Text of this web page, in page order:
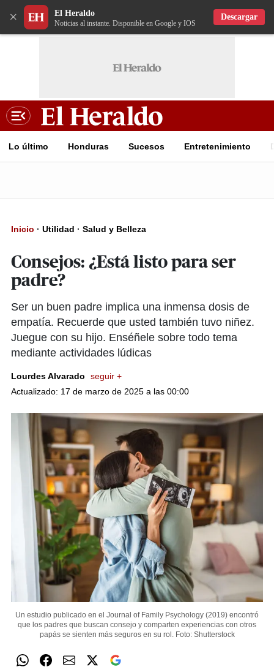
× El Heraldo
Noticias al instante. Disponible en Google y IOS
Descargar
Lo último Honduras Sucesos Entretenimiento
Inicio · Utilidad · Salud y Belleza
Consejos: ¿Está listo para ser
padre?
Ser un buen padre implica una inmensa dosis de
empatía. Recuerde que usted también tuvo niñez.
Juegue con su hijo. Enséñele sobre todo tema
mediante actividades lúdicas
Lourdes Alvarado
seguir +
Actualizado: 17 de marzo de 2025 a las 00:00
Un estudio publicado en el Journal of Family Psychology (2019) encontró
que los padres que buscan consejo y comparten experiencias con otros
papás se sienten más seguros en su rol. Foto: Shutterstock